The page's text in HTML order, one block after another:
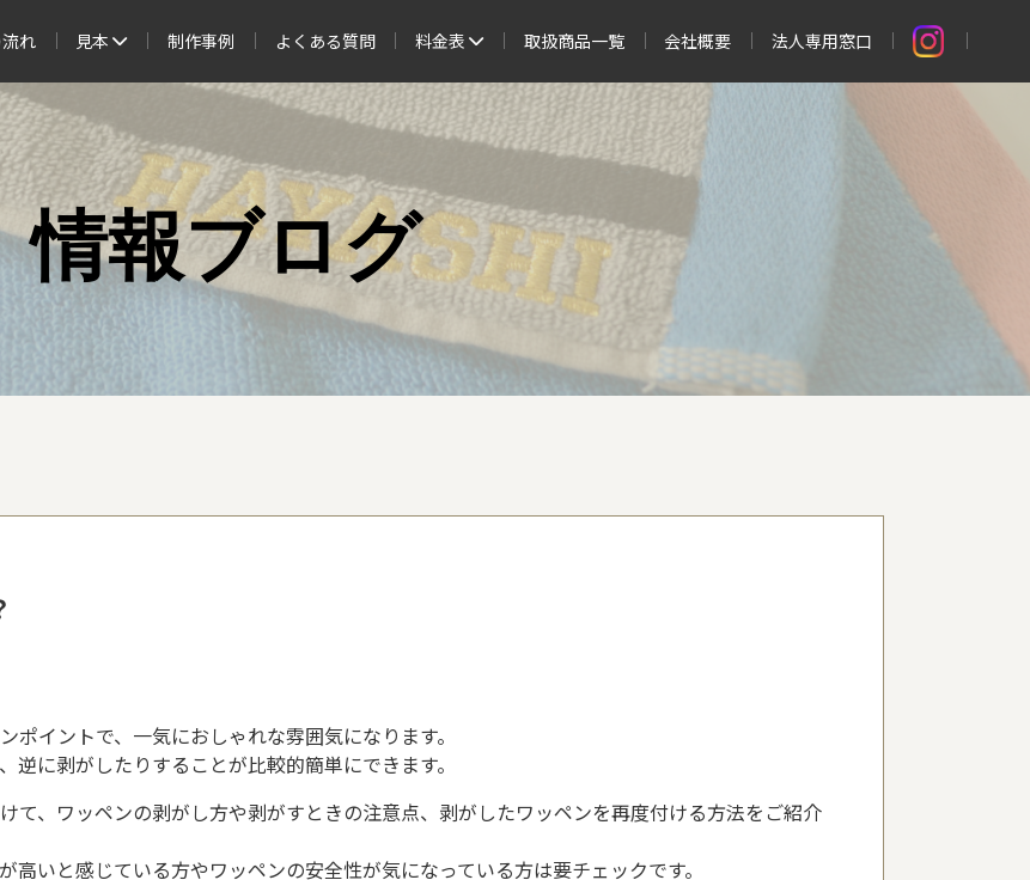
れ 見本 制作事例 よくある質問 料金表 取扱商品一覧 会社概要 法人専用窓口
情報ブログ
イントで、一気におしゃれな雰囲気になります。
に剥がしたりすることが比較的簡単にできます。
て、ワッペンの剥がし方や剥がすときの注意点、剥がしたワッペンを再度付ける方法をご紹介
高いと感じている方やワッペンの安全性が気になっている方は要チェックです。